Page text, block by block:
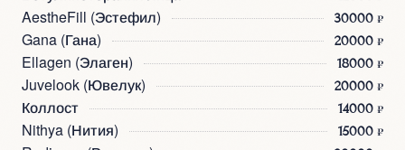
AestheFill (Эстефил) 30000 ₽
Gana (Гана) 20000 ₽
Ellagen (Элаген) 18000 ₽
Juvelook (Ювелук) 20000 ₽
Коллост 14000 ₽
Nithya (Нития) 15000 ₽